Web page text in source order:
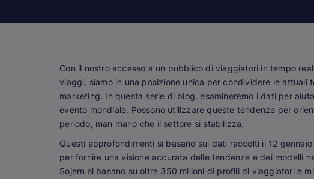
Con il nostro accesso a un pubblico di viaggiatori in tempo
viaggi, siamo in una posizione unica per condividere le
marketing. In questa serie di blog, esamineremo i dati per
evento mondiale. Possono utilizzare queste tendenze per
periodo, man mano che il settore si stabilizza.
Questi approfondimenti si basano sui dati raccolti il 12
per fornire una visione accurata delle tendenze e dei modelli
Sojern si basano su oltre 350 milioni di profili di viaggiatori e